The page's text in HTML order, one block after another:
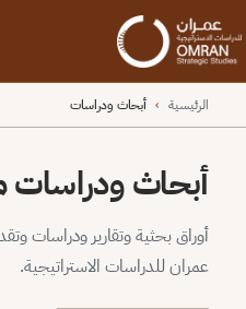
الرئيسية › أبحاث ودراسات
أبحاث ودراسات
أوراق بحثية وتقارير ودراسات
عمران للدراسات الاستراتيجية.